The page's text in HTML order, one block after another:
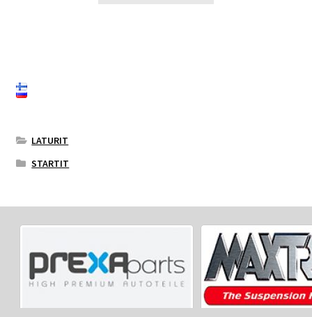
LATURIT
STARTIT